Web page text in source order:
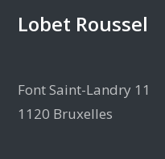
Lobet Roussel
Font Saint-Landry 11
1120 Bruxelles